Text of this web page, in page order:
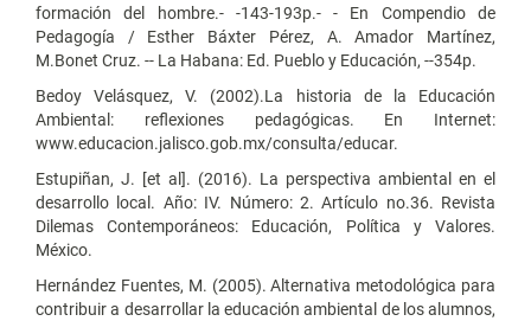
formación del hombre.- -143-193p.- - En Compendio de
Pedagogía / Esther Báxter Pérez, A. Amador Martínez,
M.Bonet Cruz. -- La Habana: Ed. Pueblo y Educación, --354p.
Bedoy Velásquez, V. (2002).La historia de la Educación
Ambiental: reflexiones pedagógicas. En Internet:
www.educacion.jalisco.gob.mx/consulta/educar.
Estupiñan, J. [et al]. (2016). La perspectiva ambiental en el
desarrollo local. Año: IV. Número: 2. Artículo no.36. Revista
Dilemas Contemporáneos: Educación, Política y Valores.
México.
Hernández Fuentes, M. (2005). Alternativa metodológica para
contribuir a desarrollar la educación ambiental de los alumnos,